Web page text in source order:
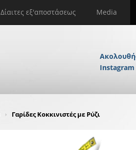
Δίαιτες εξ'αποστάσεως Media
Instagram
Γαρίδες Κοκκινιστές με Ρύζι